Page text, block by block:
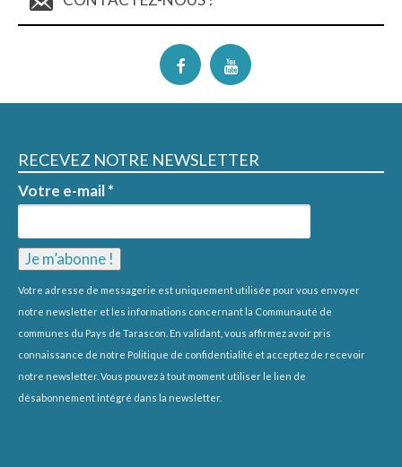
RECEVEZ NOTRE NEWSLETTER
Votre e-mail*
Votre adresse de messagerie est uniquement utilisée pour vous envoyer
notre newsletter et les informations concernant la Communauté de
communes du Pays de Tarascon. En validant, vous affirmez avoir pris
connaissance de notre Politique de confidentialité et acceptez de recevoir
notre newsletter. Vous pouvez à tout moment utiliser le lien de
désabonnement intégré dans la newsletter.